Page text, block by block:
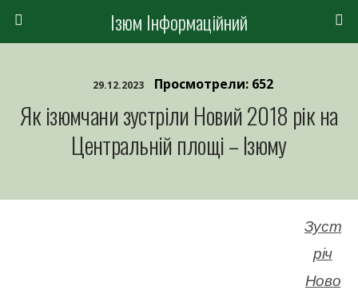
Ізюм Інформаційний
29.12.2023 Просмотрели: 652
Як ізюмчани зустріли Новий 2018 рік на
Центральній площі – Ізюму
Зуст
річ
Ново